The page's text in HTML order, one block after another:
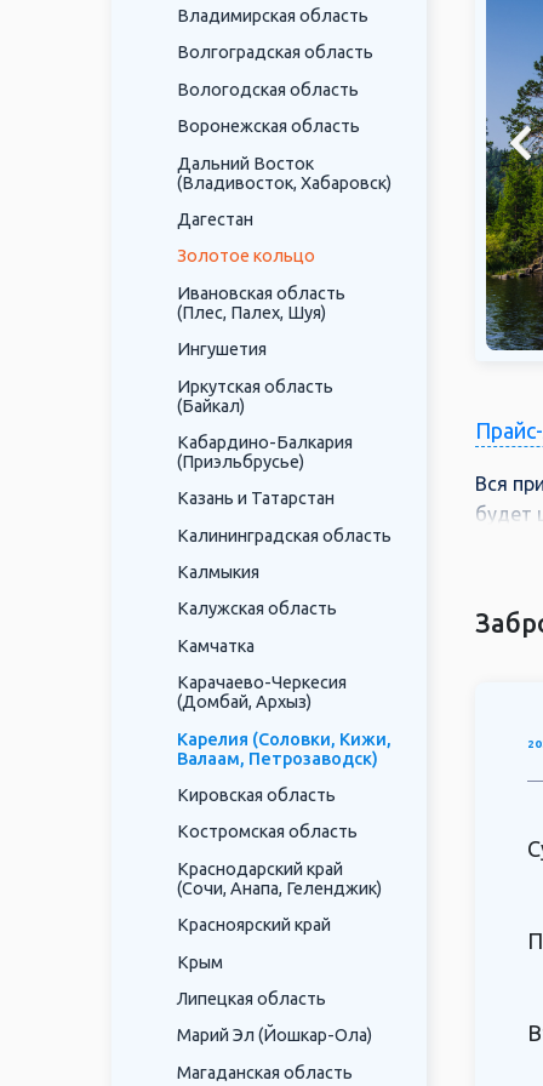
Владимирская область
Волгоградская область
Вологодская область
Воронежская область
Дальний Восток
(Владивосток, Хабаровск)
Дагестан
Золотое кольцо
Ивановская область
(Плес, Палех, Шуя)
Ингушетия
Иркутская область
(Байкал)
Кабардино-Балкария
(Приэльбрусье)
Казань и Татарстан
Калининградская область
Калмыкия
Калужская область
Камчатка
Карачаево-Черкесия
(Домбай, Архыз)
Карелия (Соловки, Кижи,
Валаам, Петрозаводск)
Кировская область
Костромская область
Краснодарский край
(Сочи, Анапа, Геленджик)
Красноярский край
Крым
Липецкая область
Марий Эл (Йошкар-Ола)
Магаданская область
Вся
будет
Кроме